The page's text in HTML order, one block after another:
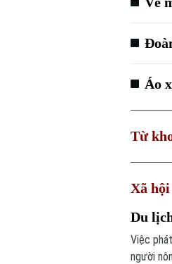
Áo
Từ
Xã hội
Du
Việc
người